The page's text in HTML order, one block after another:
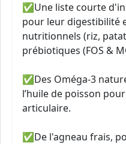
✅Une liste courte
pour leur digestibilité
nutritionnels (riz,
prébiotiques (FOS &
✅Des Oméga-3
l’huile de poisson
articulaire.
✅De l'agneau frais,